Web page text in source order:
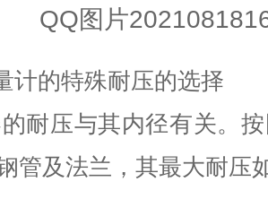
计的特殊耐压的选择
耐压与其内径有关。
管及法兰，其最大耐压